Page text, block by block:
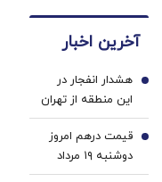
بکش!
مقابل عنکبوت زیبایی
برگردون
(40%off)
آخرین اخبار
هشدار انفجار در
این منطقه از تهران
1
قیمت درهم امروز
دوشنبه ۱۹ مرداد
۱۴۰۵/ افزایش
2